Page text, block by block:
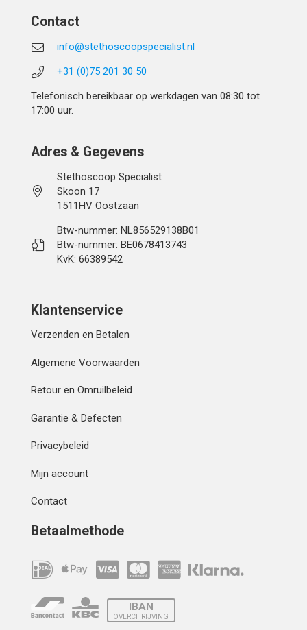
Contact
info@stethoscoopspecialist.nl
+31 (0)75 201 30 50
Telefonisch bereikbaar op werkdagen van 08:30 tot
17:00 uur.
Adres & Gegevens
Stethoscoop Specialist
Skoon 17
1511HV Oostzaan
Btw-nummer: NL856529138B01
Btw-nummer: BE0678413743
KvK: 66389542
Klantenservice
Verzenden en Betalen
Algemene Voorwaarden
Retour en Omruilbeleid
Garantie & Defecten
Privacybeleid
Mijn account
Contact
Betaalmethode
IBAN
OVERCHRIJVING